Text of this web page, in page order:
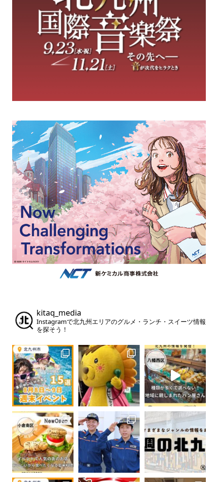
kitaq_media
Instagramで北九州エリアのグルメ・ランチ・スイーツ情報
を探そう！